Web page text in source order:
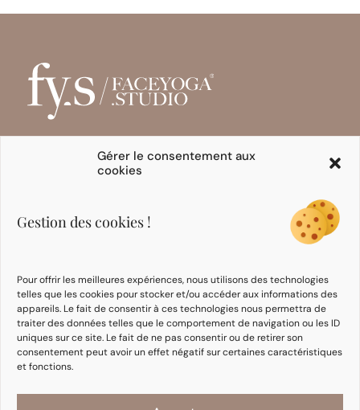
Gérer le consentement aux
cookies
Gestion des cookies !
Pour offrir les meilleures expériences, nous utilisons des technologies
telles que les cookies pour stocker et/ou accéder aux informations des
appareils. Le fait de consentir à ces technologies nous permettra de
traiter des données telles que le comportement de navigation ou les ID
uniques sur ce site. Le fait de ne pas consentir ou de retirer son
consentement peut avoir un effet négatif sur certaines caractéristiques
et fonctions.
INITIATION
E-books
Formation Intégrative
Formation Face
Taping
Communauté
d’expertes
NOTRE MÉTHODE